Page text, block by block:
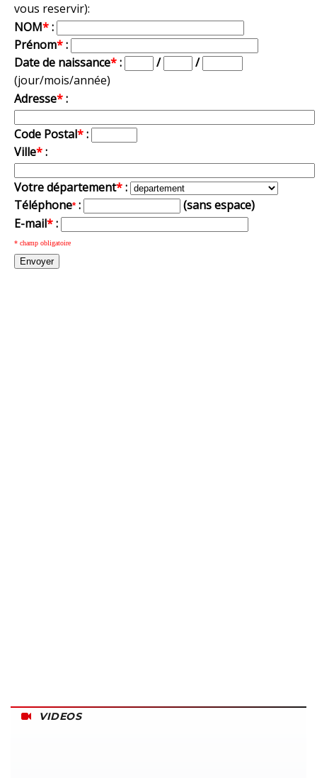
vous reservir):
NOM*:
Prénom*:
Date de naissance*: /
/
(jour/mois/année)
Adresse*:
Code Postal*:
Ville*:
Votre département*:
Téléphone* :
(sans espace)
E-mail*:
* champ obligatoire
VIDEOS